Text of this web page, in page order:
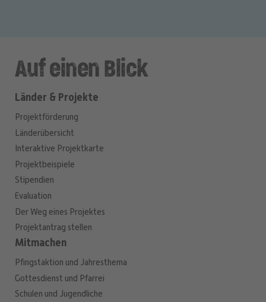
Auf einen Blick
Länder & Projekte
Projektförderung
Länderübersicht
Interaktive Projektkarte
Projektbeispiele
Stipendien
Evaluation
Der Weg eines Projektes
Projektantrag stellen
Mitmachen
Pfingstaktion und Jahresthema
Gottesdienst und Pfarrei
Schulen und Jugendliche